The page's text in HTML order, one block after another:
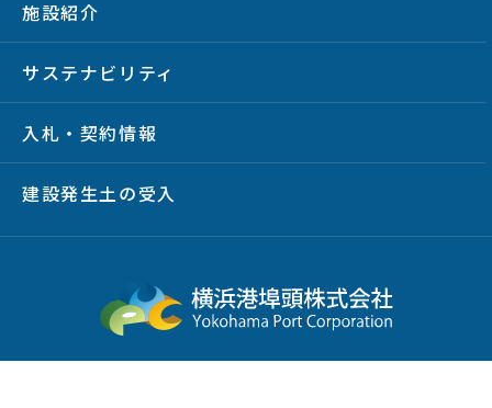
施設紹介
サステナビリティ
入札・契約情報
建設発生土の受入